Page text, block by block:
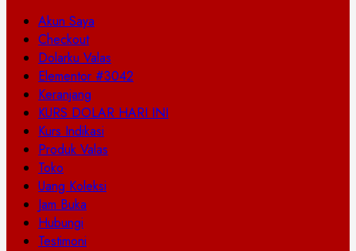
Akun Saya
Checkout
Dolarku Valas
Elementor #3042
Keranjang
KURS DOLAR HARI INI
Kurs Indikasi
Produk Valas
Toko
Uang Koleksi
Jam Buka
Hubungi
Testimoni